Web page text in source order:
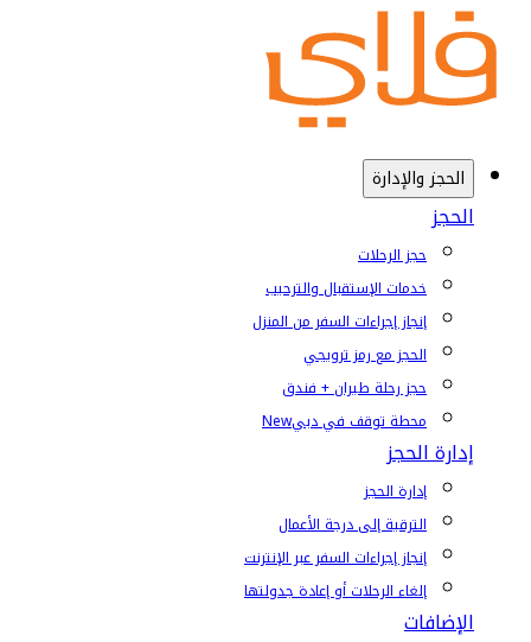
الحجز والإدارة
الحجز
حجز الرحلات
خدمات الإستقبال والترحيب
إنجاز إجراءات السفر من المنزل
الحجز مع رمز ترويجي
حجز رحلة طيران + فندق
محطة توقف في دبيNew
إدارة الحجز
إدارة الحجز
الترقية إلى درجة الأعمال
إنجاز إجراءات السفر عبر الإنترنت
إلغاء الرحلات أو إعادة جدولتها
الإضافات